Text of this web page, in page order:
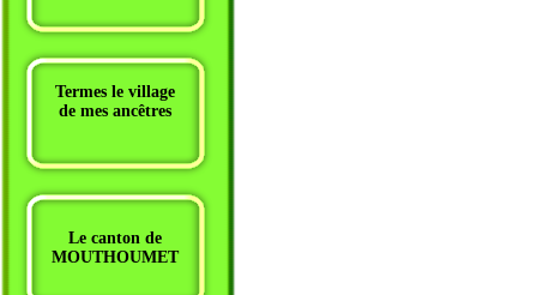
Termes le village
de mes ancêtres
Le canton de
MOUTHOUMET